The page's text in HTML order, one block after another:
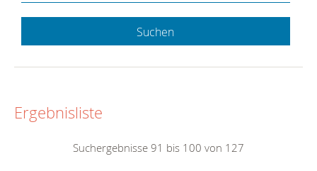
Suchen
Ergebnisliste
Suchergebnisse 91 bis 100 von 127